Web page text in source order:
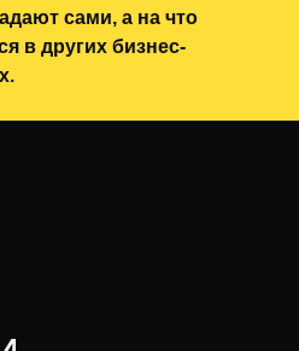
сами, а на что
в других бизнес-